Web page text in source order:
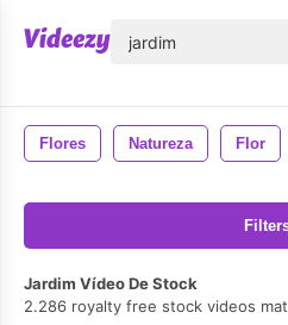
Flores Natureza Flor
Jardim Vídeo De Stock
2.286 royalty free stock videos